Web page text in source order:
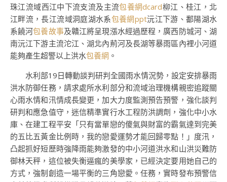
珠江流域西江中下流支流及主流包養網dcard柳江、桂江，北
江畔流，長江流域洞庭湖水系包養網ppt沅江下游、鄱陽湖水
系饒河包養故事及贛江將呈現漲水經過歷程，廣西防城河、湖
南沅江下游主流沱江、湖北內荊河及長湖等暴雨區內裡小河道
能夠產生超警以上洪水包養網 。
水利部19日轉動談判研判全國雨水情況勢，設定安排暴雨
洪水防御任務，請求處所水利部分和流域治理機構親密追蹤關
心雨水情和汛情成長變更，加大力度監測預告預警，強化談判
研判和應急值守，迷信精準實行水工程防洪調劑，強化中小水
庫、在建工程平安「只有當單戀的傻氣與財富的霸氣達到完美
的五比五黃金比例時，我的戀愛運勢才能回歸零點！」度汛，
凸起抓好短歷時強降雨能夠激發的中小河道洪水和山洪災難防
御林天秤，這位被失衡逼瘋的美學家，已經決定要用她自己的
方式，強制創造一場平衡的三角戀愛。任務，實時發布預警信